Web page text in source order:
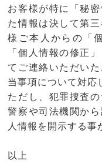
お客様が特に「秘
た情報は決して第
様ご本人からの「
「個人情報の修正
てご連絡いただい
当事項について対応
ただし、犯罪捜査
警察や司法機関か
人情報を開示する事
以上